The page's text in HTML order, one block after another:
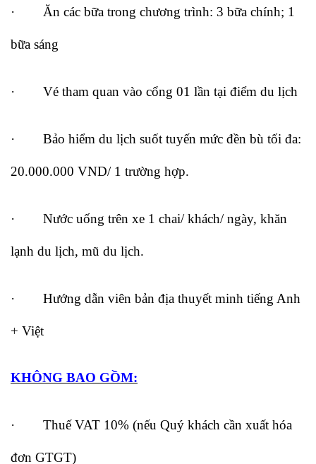
· Ăn các bữa trong chương trình: 3 bữa chính; 1
bữa sáng
· Vé tham quan vào cổng 01 lần tại điểm du lịch
· Bảo hiểm du lịch suốt tuyến mức đền bù tối đa:
20.000.000 VND/ 1 trường hợp.
· Nước uống trên xe 1 chai/ khách/ ngày, khăn
lạnh du lịch, mũ du lịch.
· Hướng dẫn viên bản địa thuyết minh tiếng Anh
+ Việt
KHÔNG BAO GỒM:
· Thuế VAT 10% (nếu Quý khách cần xuất hóa
đơn GTGT)